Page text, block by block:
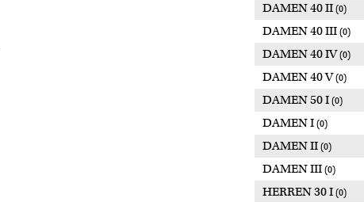
DAMEN 40 II (0)
DAMEN 40 III (0)
DAMEN 40 IV(0)
DAMEN 40 V(0)
DAMEN 50 I (0)
DAMEN I (0)
DAMEN II (0)
DAMEN III (0)
HERREN 30 I (0)